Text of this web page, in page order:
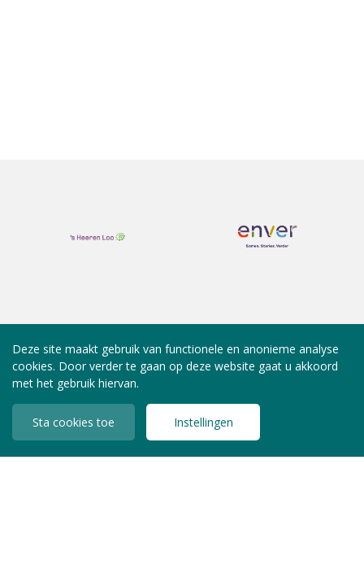
Deze site maakt gebruik van functionele en anonieme analyse
cookies. Door verder te gaan op deze website gaat u akkoord
met het gebruik hiervan.
Sta cookies toe Instellingen